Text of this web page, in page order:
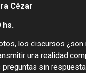
Cézar
hs.
los discursos ¿son
una realidad
preguntas sin